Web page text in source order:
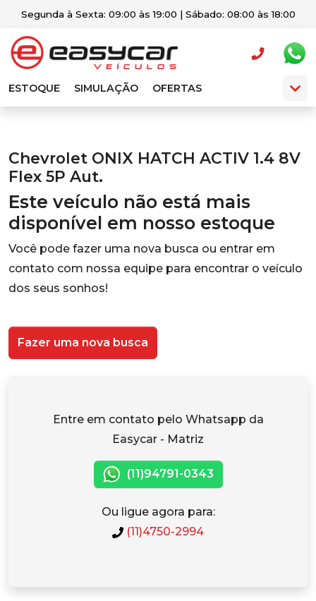
Segunda à Sexta: 09:00 às 19:00 | Sábado: 08:00 às 18:00
ESTOQUE SIMULAÇÃO OFERTAS
Chevrolet ONIX HATCH ACTIV 1.4 8V
Flex 5P Aut.
Este veículo não está mais
disponível em nosso estoque
Você pode fazer uma nova busca ou entrar em
contato com nossa equipe para encontrar o veículo
dos seus sonhos!
Fazer uma nova busca
Entre em contato pelo Whatsapp da
Easycar - Matriz
(11)94791-0343
Ou ligue agora para:
(11)4750-2994